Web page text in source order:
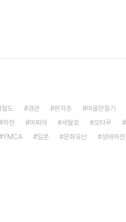
철도 경관 판자촌 마을만들기
하천 마찌야 세월호 오타루
YMCA 일본 문화유산
생태하천